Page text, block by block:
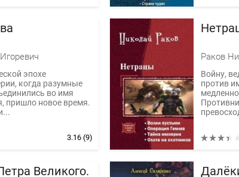
эпохе
когда разумные
во имя
пришло новое время.
3.16 (9)
Раков
Войну,
против
Великого.